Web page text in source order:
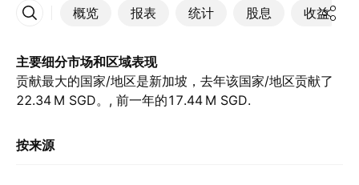
概览 报表 统计 股息 收益
更多
主要细分市场和区域表现
贡献最大的国家/地区是新加坡，去年该国家/地区贡献了‪
22.34 M‬ SGD。, 前一年的‪17.44 M‬ SGD.
按来源